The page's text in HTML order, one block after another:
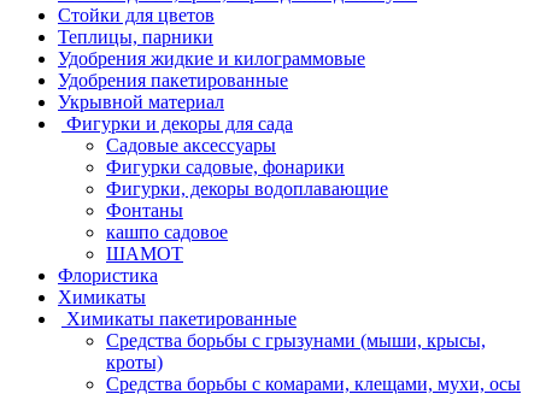
Стойки для цветов
Теплицы, парники
Удобрения жидкие и килограммовые
Удобрения пакетированные
Укрывной материал
Фигурки и декоры для сада
Садовые аксессуары
Фигурки садовые, фонарики
Фигурки, декоры водоплавающие
Фонтаны
кашпо садовое
ШАМОТ
Флористика
Химикаты
Химикаты пакетированные
Средства борьбы с грызунами (мыши, крысы,
кроты)
Средства борьбы с комарами, клещами, мухи, осы